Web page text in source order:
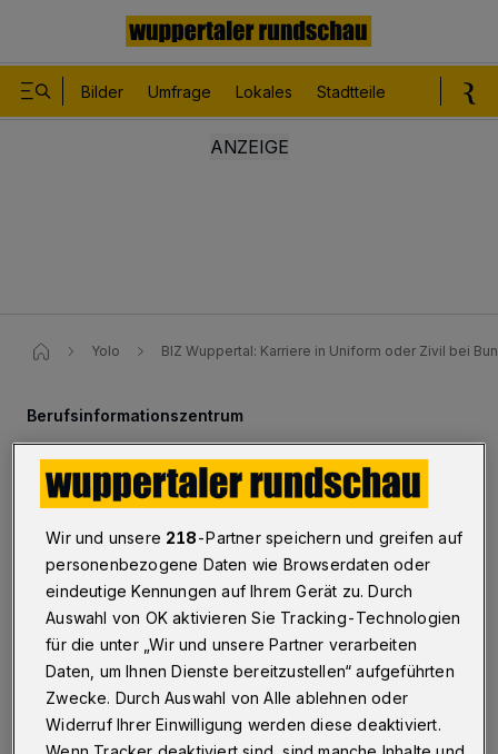
Bilder Umfrage Lokales Stadtteile
Yolo BIZ Wuppertal: Karriere in Uniform oder Zivil bei
Berufsinformationszentrum
Karriere in Uniform oder Zivil
bei der Bundeswehr
Wuppertal·Die Karriereberatung der Bundeswehr
informiert am Donnerstag (7. November 2024) ab 14
Uhr im Berufsinformationszentrum (BiZ) der Agentur für
Arbeit Wuppertal in der Hünefeldstraße 10a über die
Laufbahnen, die Ausbildung sowie das Studium bei der
Truppe.
Wir und unsere 218-Partner speichern und greifen auf
personenbezogene Daten wie Browserdaten oder
eindeutige Kennungen auf Ihrem Gerät zu. Durch
Auswahl von OK aktivieren Sie Tracking-Technologien
für die unter „Wir und unsere Partner verarbeiten
Daten, um Ihnen Dienste bereitzustellen“ aufgeführten
Zwecke. Durch Auswahl von Alle ablehnen oder
Widerruf Ihrer Einwilligung werden diese deaktiviert.